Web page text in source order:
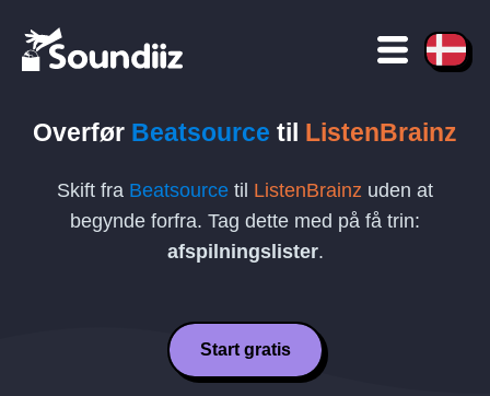
Overfør Beatsource til ListenBrainz
Skift fra Beatsource til ListenBrainz uden at
begynde forfra. Tag dette med på få trin:
afspilningslister.
Start gratis